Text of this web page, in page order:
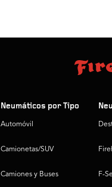
Neumáticos por Tipo
Automóvil
Camionetas/SUV
Camiones y Buses F-